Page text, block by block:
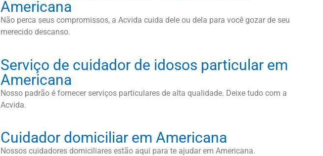
Americana
Não perca seus compromissos, a Acvida cuida dele ou dela para você gozar de seu
merecido descanso.
Serviço de cuidador de idosos particular em
Americana
Nosso padrão é fornecer serviços particulares de alta qualidade. Deixe tudo com a
Acvida.
Cuidador domiciliar em Americana
Nossos cuidadores domiciliares estão aqui para te ajudar em Americana.